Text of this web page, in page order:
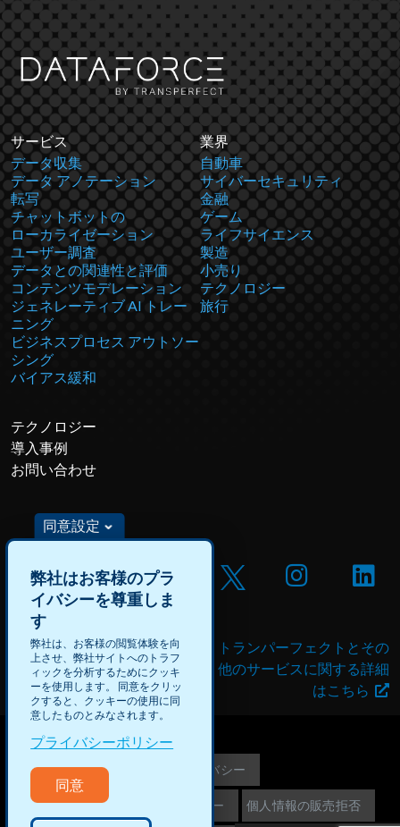
サービス
データ収集
データ アノテーション
転写
チャットボットの
ローカライゼーション
ユーザー調査
データとの関連性と評価
コンテンツモデレーション
ジェネレーティブ AI トレー
ニング
ビジネスプロセス アウトソー
シング
バイアス緩和
業界
自動車
サイバーセキュリティ
金融
ゲーム
ライフサイエンス
製造
小売り
テクノロジー
旅行
テクノロジー
導入事例
お問い合わせ
DataForceの求人や有償プ
ロジェクトに応募する
トランパーフェクトとその
他のサービスに関する詳細
はこちら
©2026 TransPerfect プライバシー
Webサイト運営者情報 クッキー 個人情報の販売拒否
同意設定
弊社はお客様のプラ
イバシーを尊重しま
す
弊社は、お客様の閲覧体験を向
上させ、弊社サイトへのトラフ
ィックを分析するためにクッキ
ーを使用します。 同意をクリッ
クすると、クッキーの使用に同
意したものとみなされます。
プライバシーポリシー
同意